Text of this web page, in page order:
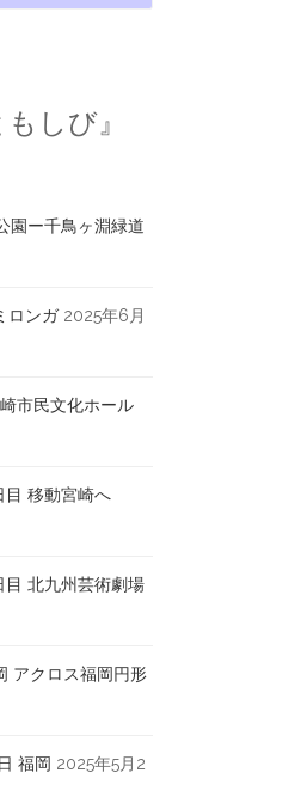
しび』
園ー千鳥ヶ淵緑道
ロンガ 2025年6月
市民文化ホール
目 移動宮崎へ
目 北九州芸術劇場
アクロス福岡円形
福岡 2025年5月2